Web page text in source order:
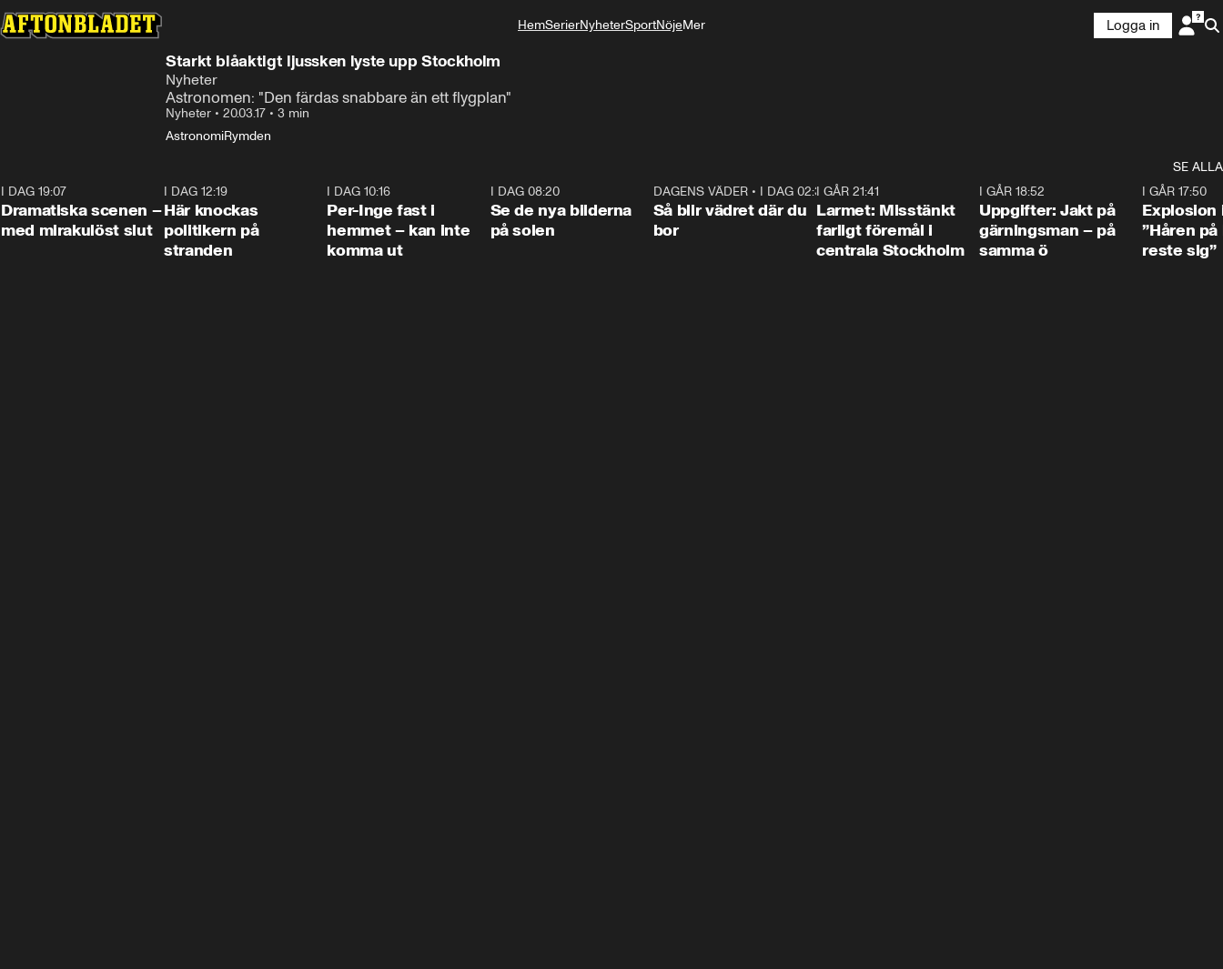
HemSerierNyheterSportNöjeMer
Logga in
Starkt blåaktigt ljussken lyste upp Stockholm
Nyheter
Astronomen: "Den färdas snabbare än ett flygplan"
Nyheter • 20.03.17 • 3 min
AstronomiRymden
SE ALLA
I DAG 19:07
Dramatiska scenen –
med mirakulöst slut
I DAG 12:19
Här knockas
politikern på
stranden
I DAG 10:16
Per-Inge fast i
hemmet – kan inte
komma ut
I DAG 08:20
Se de nya bilderna
på solen
1:06
DAGENS VÄDER• I DAG 02:30
Så blir vädret där du
bor
I GÅR 21:41
Larmet: Misstänkt
farligt föremål i
centrala Stockholm
I GÅR 18:52
Uppgifter: Jakt på
gärningsman – på
samma ö
I GÅR 17:50
Explosion
”Håren
reste sig”